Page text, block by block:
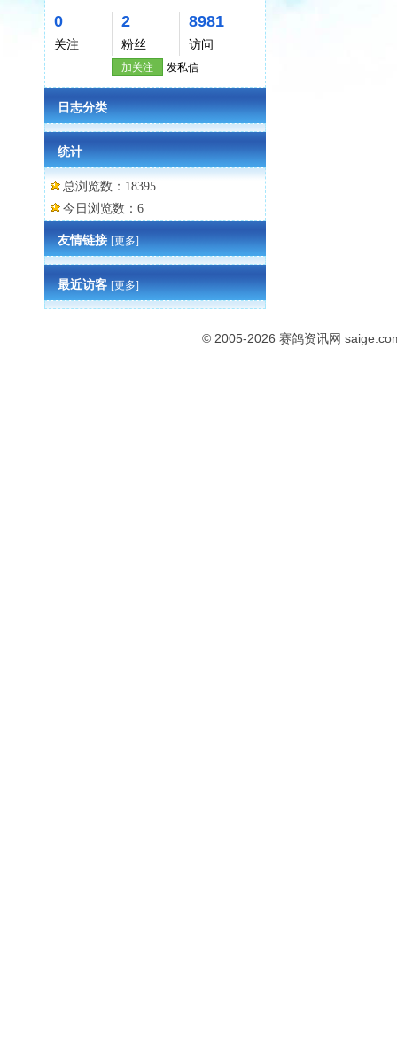
0
关注
2
粉丝
8981
访问
加关注 发私信
日志分类
统计
总浏览数：18395
今日浏览数：6
友情链接[更多]
最近访客[更多]
© 2005-2026 赛鸽资讯网